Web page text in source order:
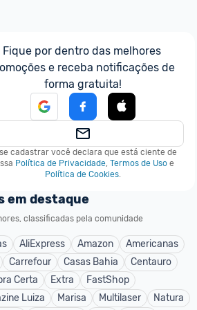
Fique por dentro das melhores
e receba notificações de
forma gratuita!
cadastrar você declara que está ciente de
Política de Privacidade, Termos de Uso e
Política de Cookies.
em destaque
classificadas pela comunidade
AliExpress Amazon
Americanas
Carrefour Casas Bahia
Centauro
Certa
Extra
FastShop
Luiza
Marisa Multilaser
Natura